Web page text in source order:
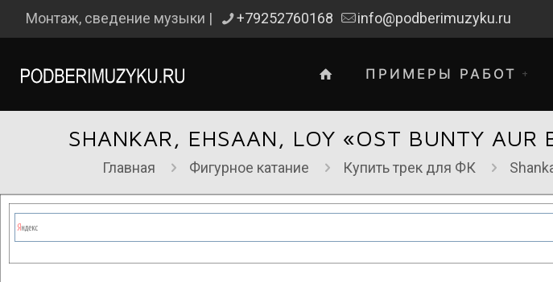
Монтаж, сведение музыки | +79252760168 info@podberimuzyku.ru
ПРИМЕРЫ РАБОТ
SHANKAR, EHSAAN, LOY «OST BUNTY
Главная Фигурное катание Купить трек для ФК